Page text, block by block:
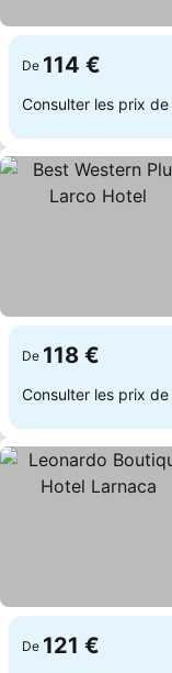
De 114 €
Consulter les prix de
De 118 €
Consulter les prix de
De 121 €